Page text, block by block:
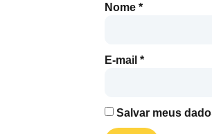
Nome *
E-mail *
Salvar meus